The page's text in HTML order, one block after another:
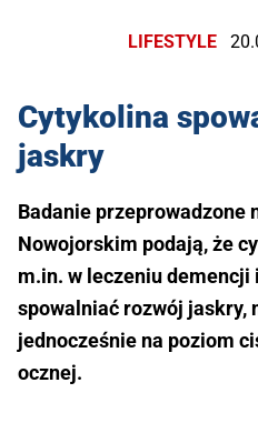
LIFESTYLE
Cytykolina
jaskry
Badanie przeprowadzone
Nowojorskim podają, że
m.in. w leczeniu demencji
spowalniać rozwój jaskry,
jednocześnie na poziom
ocznej.